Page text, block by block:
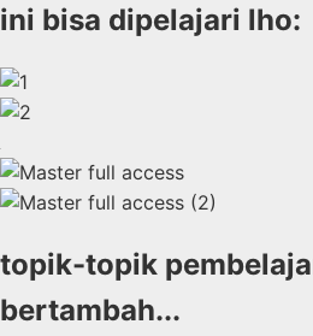
ini bisa dipelajari lho:
topik-topik
bertambah...